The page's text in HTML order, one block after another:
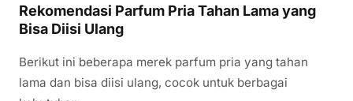
Rekomendasi Parfum Pria Tahan Lama yang
Bisa Diisi Ulang
Berikut ini beberapa merek parfum pria yang tahan
lama dan bisa diisi ulang, cocok untuk berbagai